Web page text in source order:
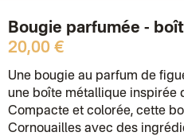
Bougie parfumée -
20,00 €
Une bougie au parfum de
une boîte métallique inspirée
Compacte et colorée, cette
Cornouailles avec des